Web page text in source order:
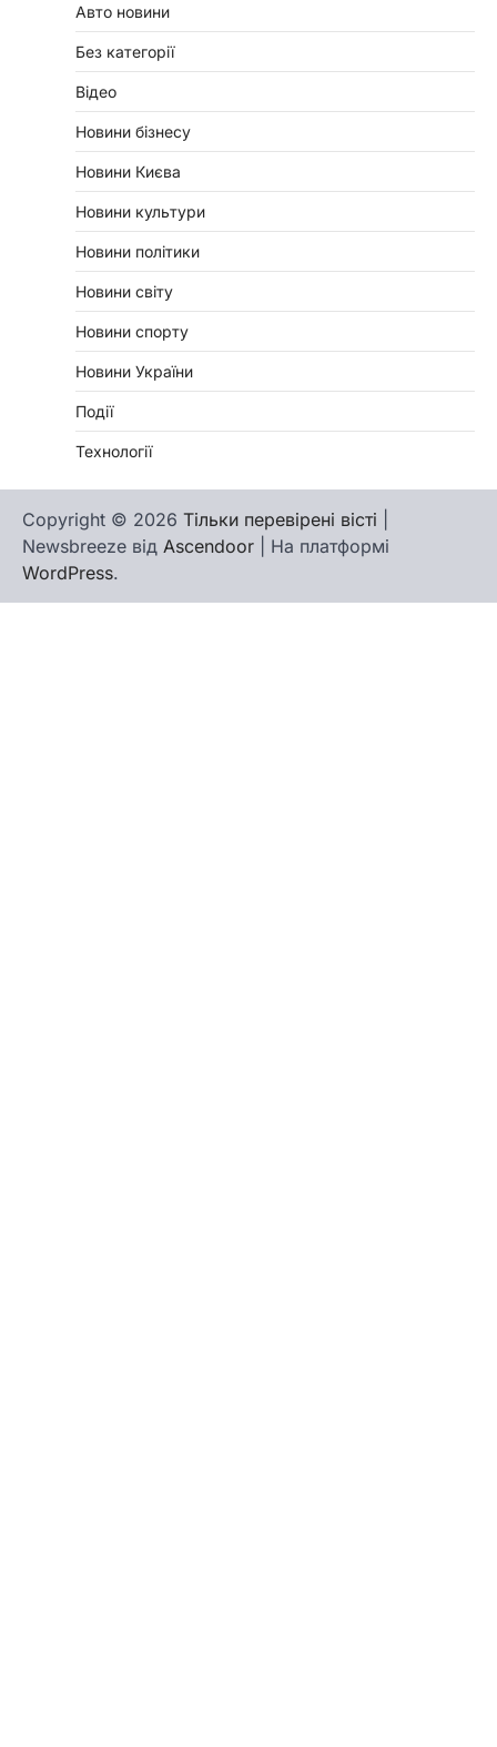
Авто новини
Без категорії
Відео
Новини бізнесу
Новини Києва
Новини культури
Новини політики
Новини світу
Новини спорту
Новини України
Події
Технології
Copyright © 2026 Тільки перевірені вісті
Newsbreeze від Ascendoor | На платформі
WordPress.